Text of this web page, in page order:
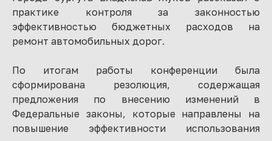
практике контроля за законностью
эффективностью бюджетных расходов на
ремонт автомобильных дорог.
По итогам работы конференции была
сформирована резолюция, содержащая
предложения по внесению изменений в
Федеральные законы, которые направлены на
повышение эффективности использования